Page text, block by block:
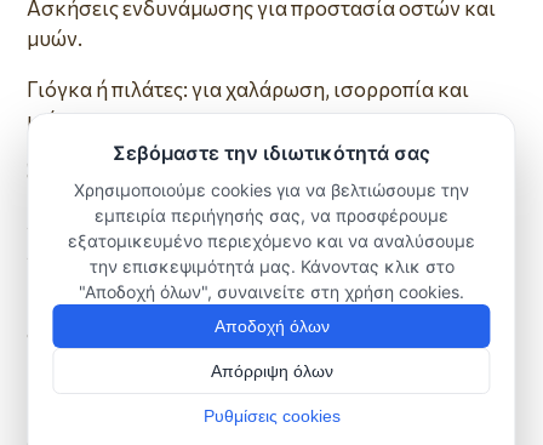
Ασκήσεις ενδυνάμωσης για προστασία οστών και
μυών.
Γιόγκα ή πιλάτες: για χαλάρωση, ισορροπία και
μείωση στρες.
3. Δώστε βάση στον ύπνο
Δημιουργήστε ένα σταθερό ωράριο ύπνου.
Αποφύγετε οθόνες και βαριά γεύματα πριν τον
4. Μιλήστε ανοιχτά
Μην κρατάτε τα συναισθήματα μέσα σας. Μιλήστε
με φίλες, με τον σύντροφό σας ή ακόμα και με έναν